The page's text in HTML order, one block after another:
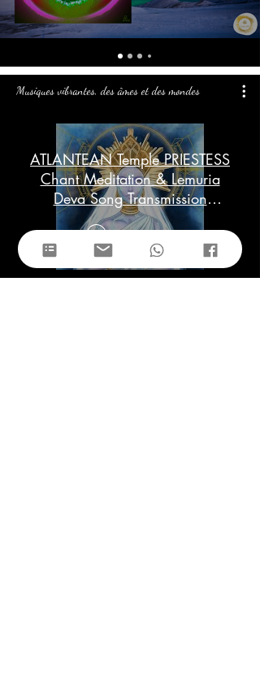
Musiques vibrantes, des âmes et des mondes
ATLANTEAN Temple PRIESTESS
Chant Meditation & Lemuria
Deva Song Transmission
(Goddess Frequency)
Lire la vidéo